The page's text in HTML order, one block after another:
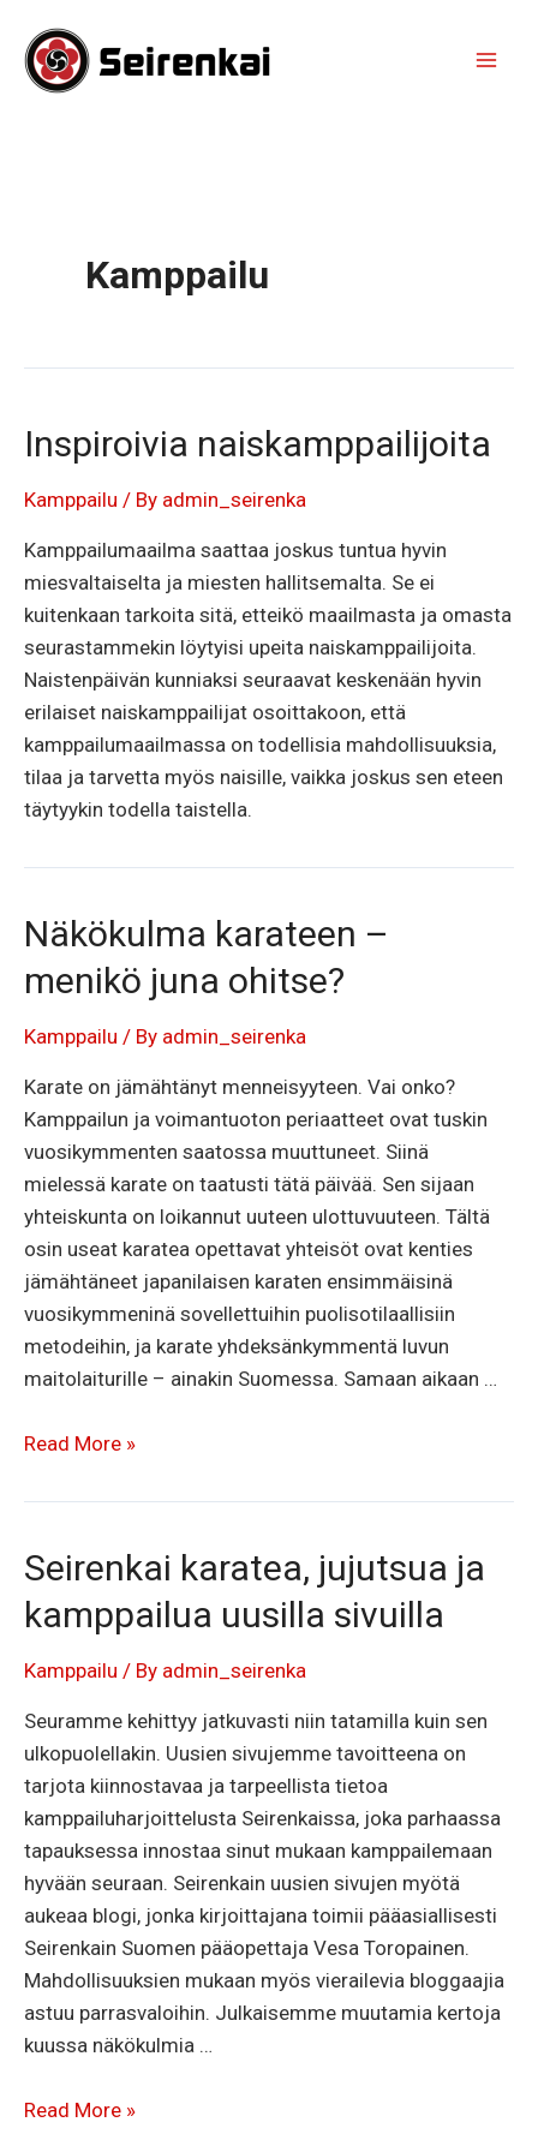
content
Kamppailu
Inspiroivia naiskamppailijoita
Kamppailu / By admin_seirenka
Kamppailumaailma saattaa joskus tuntua hyvin
miesvaltaiselta ja miesten hallitsemalta. Se ei
kuitenkaan tarkoita sitä, etteikö maailmasta ja omasta
seurastammekin löytyisi upeita naiskamppailijoita.
Naistenpäivän kunniaksi seuraavat keskenään hyvin
erilaiset naiskamppailijat osoittakoon, että
kamppailumaailmassa on todellisia mahdollisuuksia,
tilaa ja tarvetta myös naisille, vaikka joskus sen eteen
täytyykin todella taistella.
Näkökulma karateen –
menikö juna ohitse?
Kamppailu / By admin_seirenka
Karate on jämähtänyt menneisyyteen. Vai onko?
Kamppailun ja voimantuoton periaatteet ovat tuskin
vuosikymmenten saatossa muuttuneet. Siinä
mielessä karate on taatusti tätä päivää. Sen sijaan
yhteiskunta on loikannut uuteen ulottuvuuteen. Tältä
osin useat karatea opettavat yhteisöt ovat kenties
jämähtäneet japanilaisen karaten ensimmäisinä
vuosikymmeninä sovellettuihin puolisotilaallisiin
metodeihin, ja karate yhdeksänkymmentä luvun
maitolaiturille – ainakin Suomessa. Samaan aikaan …
Näkökulma
–
juna
ohitse?
Read More »
Seirenkai karatea, jujutsua ja
kamppailua uusilla sivuilla
Kamppailu / By admin_seirenka
Seuramme kehittyy jatkuvasti niin tatamilla kuin sen
ulkopuolellakin. Uusien sivujemme tavoitteena on
tarjota kiinnostavaa ja tarpeellista tietoa
kamppailuharjoittelusta Seirenkaissa, joka parhaassa
tapauksessa innostaa sinut mukaan kamppailemaan
hyvään seuraan. Seirenkain uusien sivujen myötä
aukeaa blogi, jonka kirjoittajana toimii pääasiallisesti
Seirenkain Suomen pääopettaja Vesa Toropainen.
Mahdollisuuksien mukaan myös vierailevia bloggaajia
astuu parrasvaloihin. Julkaisemme muutamia kertoja
kuussa näkökulmia …
Seirenkai
Read More »